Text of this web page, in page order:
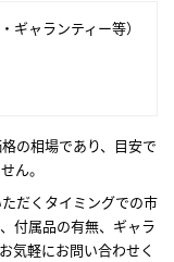
ギャランティー等）
の相場であり、目安で
ん。
だくタイミングでの市
付属品の有無、ギャラ
気軽にお問い合わせく